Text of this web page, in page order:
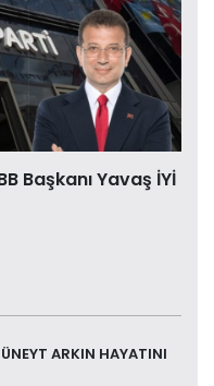
Başkanı Yavaş İYİ
ARKIN HAYATINI